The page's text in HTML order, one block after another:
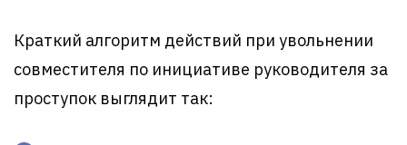
Краткий алгоритм действий при увольнении
совместителя по инициативе руководителя за
проступок выглядит так: